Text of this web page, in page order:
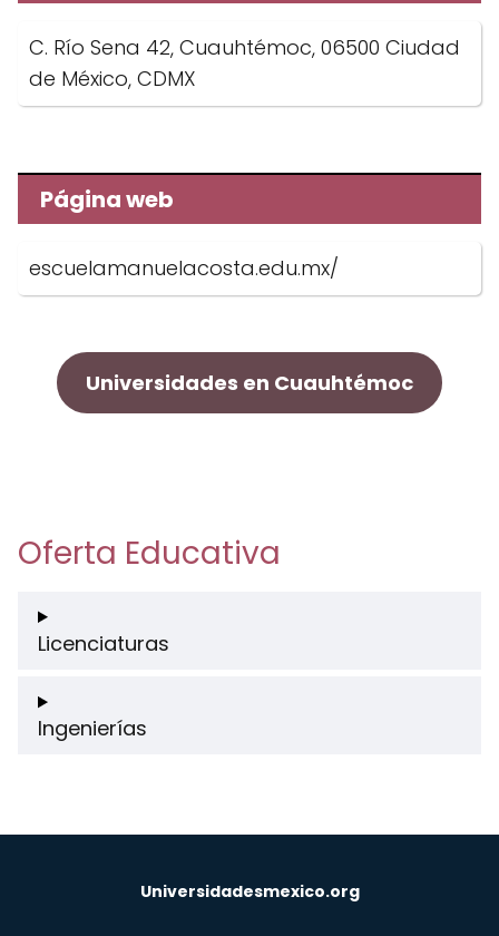
C. Río Sena 42, Cuauhtémoc, 06500 Ciudad
de México, CDMX
Página web
escuelamanuelacosta.edu.mx/
Universidades en Cuauhtémoc
Oferta Educativa
Licenciaturas
Ingenierías
Universidadesmexico.org